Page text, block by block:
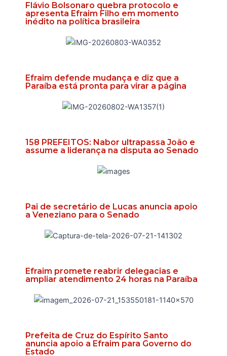
Flávio Bolsonaro quebra protocolo e
apresenta Efraim Filho em momento
inédito na política brasileira
Efraim defende mudança e diz que a
Paraíba está pronta para virar a página
158 PREFEITOS: Nabor ultrapassa João e
assume a liderança na disputa ao Senado
Pai de secretário de Lucas anuncia apoio
a Veneziano para o Senado
Efraim promete reabrir delegacias e
ampliar atendimento 24 horas na Paraíba
Prefeita de Cruz do Espírito Santo
anuncia apoio a Efraim para Governo do
Estado